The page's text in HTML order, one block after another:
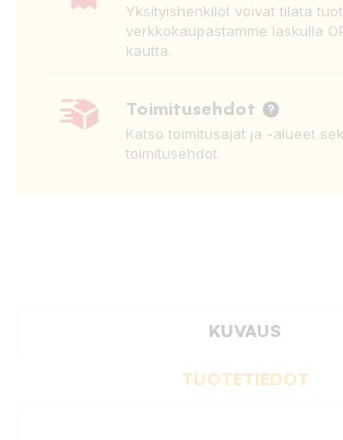
Yksityishenkilöt voivat tilata
verkkokaupastamme laskulla
kautta.
Toimitusehdot
Katso toimitusajat ja -alueet
toimitusehdot.
KUVAUS
TUOTETIEDOT